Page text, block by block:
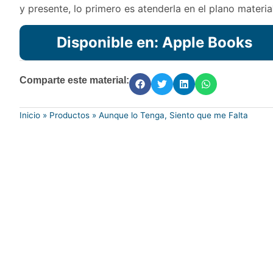
y presente, lo primero es atenderla en el plano
Disponible en: Apple Books
Comparte este material:
Inicio » Productos » Aunque lo Tenga, Siento que me Falta